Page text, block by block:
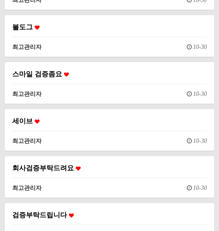
불도그
최고관리자 10-30
스마일 검증좀요
최고관리자 10-30
세이브
최고관리자 10-30
회사검증부탁드려요
최고관리자 10-30
검증부탁드립니다